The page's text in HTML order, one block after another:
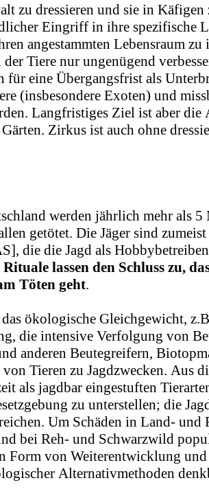
zu dressieren und sie in Käfigen
Eingriff in ihre spezifische
angestammten Lebensraum
Tiere nur ungenügend
für eine Übergangsfrist als
(insbesondere Exoten) und
Langfristiges Ziel ist aber die
Zirkus ist auch ohne
werden jährlich mehr als
getötet. Die Jäger sind
die die Jagd als
lassen den Schluss zu,
Töten geht.
ökologische Gleichgewicht,
die intensive Verfolgung von
anderen Beutegreifern,
von Tieren zu Jagdzwecken. Aus
als jagdbar eingestuften
zu unterstellen; die
Um Schäden in Land-
bei Reh- und Schwarzwild
Form von Weiterentwicklung
Alternativmethoden